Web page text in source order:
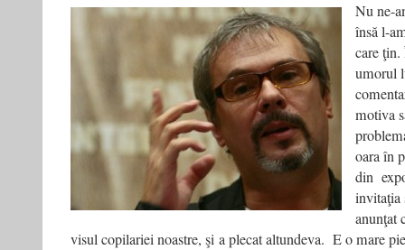
Nu ne-
însă l-
care
umorul
motiva
oara în
din
invitaţia
anunţat
visul copilariei noastre, şi a plecat altundeva. E o mare